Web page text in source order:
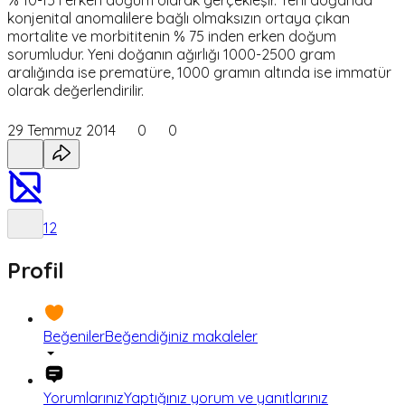
konjenital anomalilere bağlı olmaksızın ortaya çıkan
mortalite ve morbititenin % 75 inden erken doğum
sorumludur. Yeni doğanın ağırlığı 1000-2500 gram
aralığında ise prematüre, 1000 gramın altında ise immatür
olarak değerlendirilir.
29 Temmuz 2014 0 0
12
Profil
BeğenilerBeğendiğiniz makaleler
YorumlarınızYaptığınız yorum ve yanıtlarınız